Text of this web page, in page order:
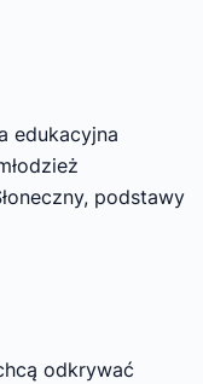
edukacyjna
podstawy
odkrywać